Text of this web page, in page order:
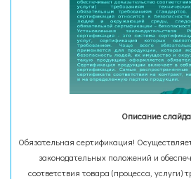
Описание
Обязательная сертификация!
законодательных положений и
соответствия товара (процесса, услуги)